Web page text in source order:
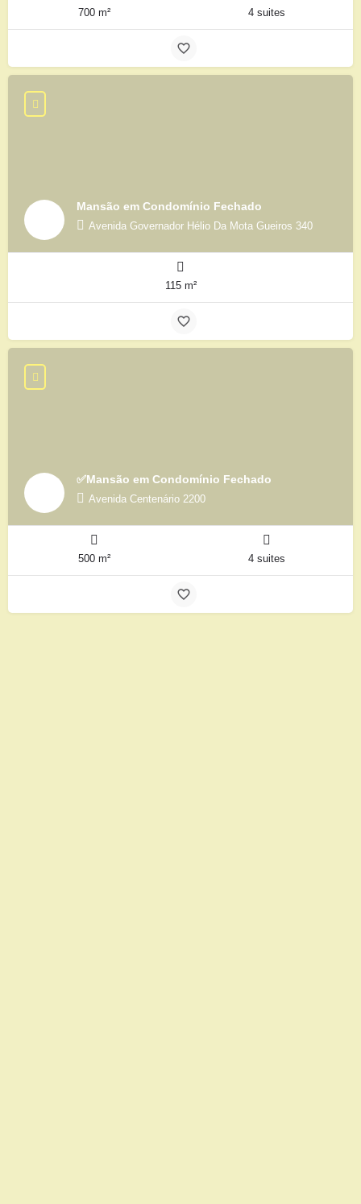
700 m² 4 suites
Mansão em Condomínio Fechado
Avenida Governador Hélio Da Mota Gueiros 340
115 m²
✅Mansão em Condomínio Fechado
Avenida Centenário 2200
500 m² 4 suites